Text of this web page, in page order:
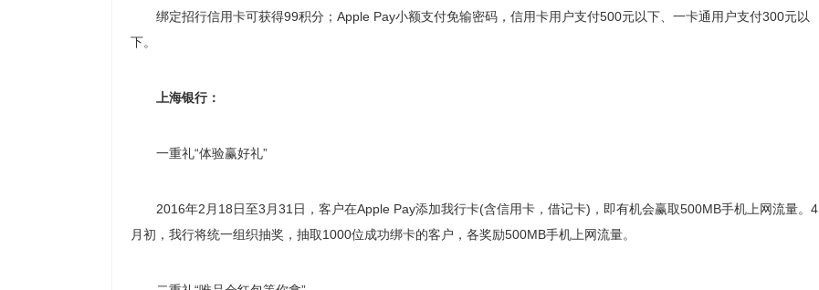
绑定招行信用卡可获得99积分；Apple Pay小额支付免输密码，信用卡用户支付500元以下、一卡通用户支付300元以
下。
上海银行：
一重礼“体验赢好礼”
2016年2月18日至3月31日，客户在Apple Pay添加我行卡(含信用卡，借记卡)，即有机会赢取500MB手机上网流量。4
月初，我行将统一组织抽奖，抽取1000位成功绑卡的客户，各奖励500MB手机上网流量。